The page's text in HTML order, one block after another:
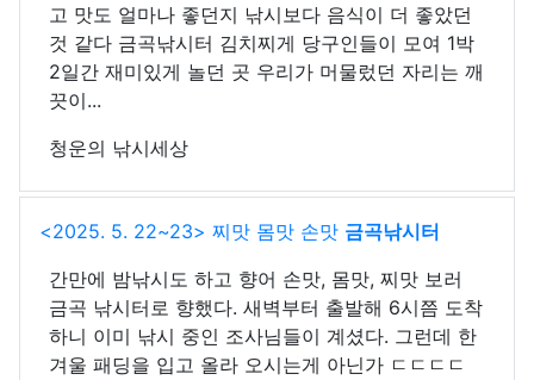
고 맛도 얼마나 좋던지 낚시보다 음식이 더 좋았던
것 같다 금곡낚시터 김치찌게 당구인들이 모여 1박
2일간 재미있게 놀던 곳 우리가 머물렀던 자리는 깨
끗이...
청운의 낚시세상
<2025. 5. 22~23> 찌맛 몸맛 손맛 금곡낚시터
간만에 밤낚시도 하고 향어 손맛, 몸맛, 찌맛 보러
금곡 낚시터로 향했다. 새벽부터 출발해 6시쯤 도착
하니 이미 낚시 중인 조사님들이 계셨다. 그런데 한
겨울 패딩을 입고 올라 오시는게 아닌가 ㄷㄷㄷㄷ